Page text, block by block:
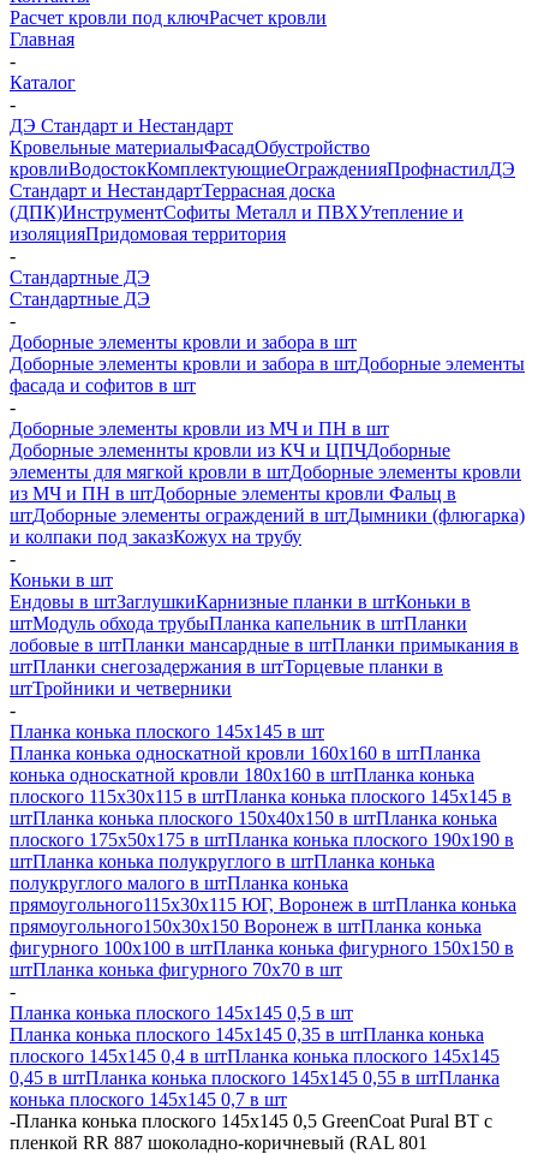
Расчет кровли под ключРасчет кровли
Главная
-
Каталог
-
ДЭ Стандарт и Нестандарт
Кровельные материалыФасадОбустройство
кровлиВодостокКомплектующиеОгражденияПрофнастилДЭ
Стандарт и НестандартТеррасная доска
(ДПК)ИнструментСофиты Металл и ПВХУтепление и
изоляцияПридомовая территория
-
Стандартные ДЭ
Стандартные ДЭ
-
Доборные элементы кровли и забора в шт
Доборные элементы кровли и забора в штДоборные элементы
фасада и софитов в шт
-
Доборные элементы кровли из МЧ и ПН в шт
Доборные элеменнты кровли из КЧ и ЦПЧДоборные
элементы для мягкой кровли в штДоборные элементы кровли
из МЧ и ПН в штДоборные элементы кровли Фальц в
штДоборные элементы ограждений в штДымники (флюгарка)
и колпаки под заказКожух на трубу
-
Коньки в шт
Ендовы в штЗаглушкиКарнизные планки в штКоньки в
штМодуль обхода трубыПланка капельник в штПланки
лобовые в штПланки мансардные в штПланки примыкания в
штПланки снегозадержания в штТорцевые планки в
штТройники и четверники
-
Планка конька плоского 145х145 в шт
Планка конька односкатной кровли 160х160 в штПланка
конька односкатной кровли 180х160 в штПланка конька
плоского 115х30х115 в штПланка конька плоского 145х145 в
штПланка конька плоского 150х40х150 в штПланка конька
плоского 175х50х175 в штПланка конька плоского 190х190 в
штПланка конька полукруглого в штПланка конька
полукруглого малого в штПланка конька
прямоугольного115х30х115 ЮГ, Воронеж в штПланка конька
прямоугольного150х30х150 Воронеж в штПланка конька
фигурного 100x100 в штПланка конька фигурного 150x150 в
штПланка конька фигурного 70x70 в шт
-
Планка конька плоского 145х145 0,5 в шт
Планка конька плоского 145х145 0,35 в штПланка конька
плоского 145х145 0,4 в штПланка конька плоского 145х145
0,45 в штПланка конька плоского 145х145 0,55 в штПланка
конька плоского 145х145 0,7 в шт
-Планка конька плоского 145х145 0,5 GreenCoat Pural BT с
пленкой RR 887 шоколадно-коричневый (RAL 801